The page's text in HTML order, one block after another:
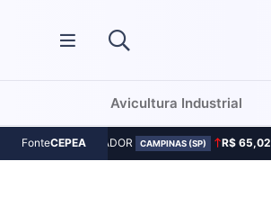
Avicultura Industrial
FonteCEPEA
MILHO - INDICADOR CAMPINAS (SP) R$ 65,02